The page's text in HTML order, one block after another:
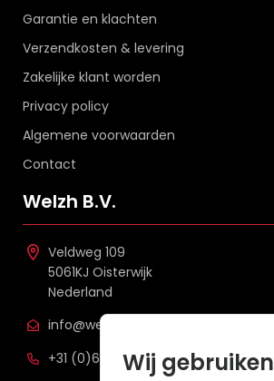
Garantie en klachten
Verzendkosten & levering
Zakelijke klant worden
Privacy policy
Algemene voorwaarden
Contact
Welzh B.V.
Veldweg 109
5061KJ Oisterwijk
Nederland
info@welzh.nl
+31 (0)6 26 51 83 20
Wij